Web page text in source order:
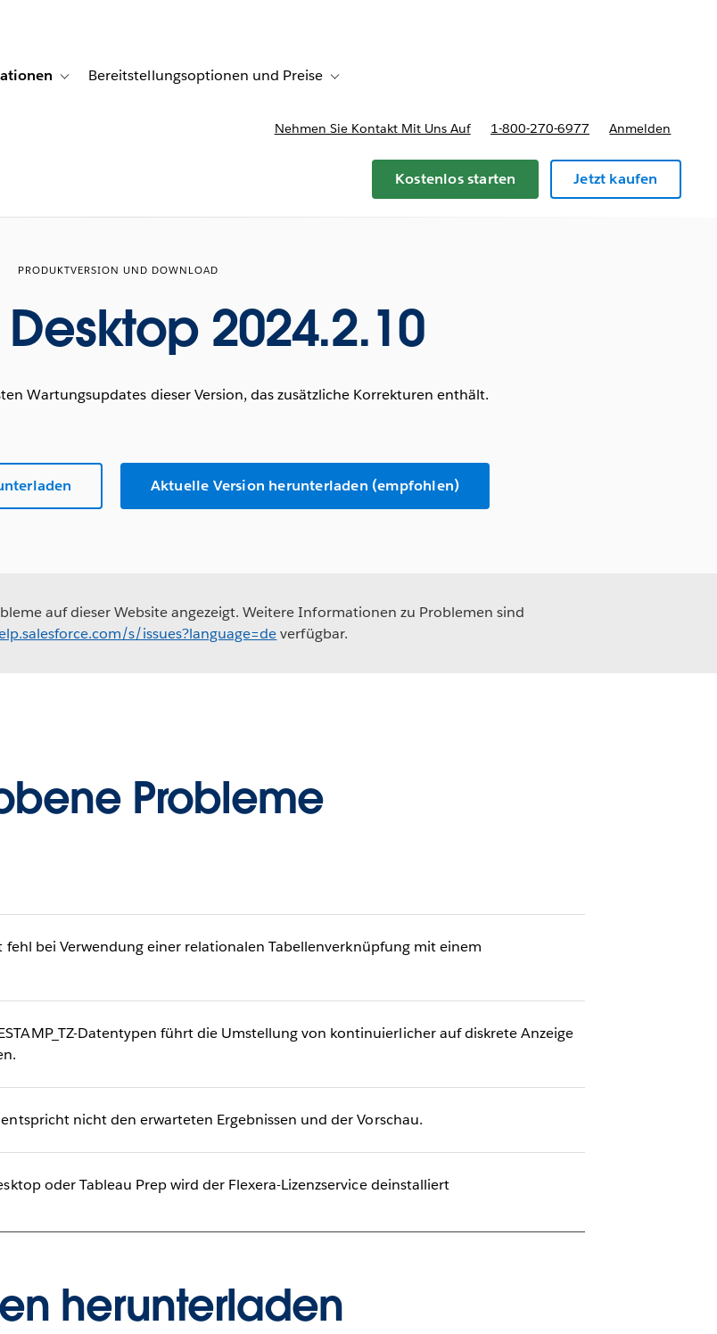
Toggle sub-navigation for Weitere Informationen
Bereitstellungsoptionen und Preise Toggle sub-navigation for Bereitstellungsoptionen und Preise
Nehmen Sie Kontakt Mit Uns Auf 1-800-270-6977 Anmelden
Kostenlos starten Jetzt kaufen
PRODUKTVERSION UND DOWNLOAD
2024.2.10
Wartungsupdates dieser Version, das zusätzliche Korrekturen enthält.
Aktuelle Version herunterladen (empfohlen)
auf dieser Website angezeigt. Weitere Informationen zu Problemen sind
s/issues?language=deverfügbar.
Probleme
bei Verwendung einer relationalen Tabellenverknüpfung mit einem
Datentypen führt die Umstellung von kontinuierlicher auf diskrete Anzeige
nicht den erwarteten Ergebnissen und der Vorschau.
oder Tableau Prep wird der Flexera-Lizenzservice deinstalliert
herunterladen